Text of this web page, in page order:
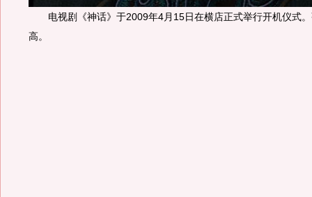
电视剧《神话》于2009年4月15日在横店正式举行开机仪式。
高。